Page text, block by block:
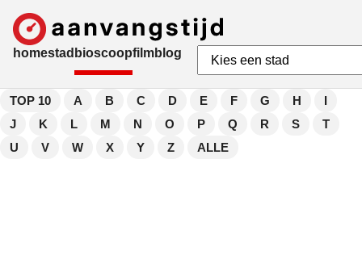
homestad bioscoopfilmblog
TOP 10 A B C D E F G H
I
J
K L M N O P Q R S
T
U
V W X Y Z ALLE